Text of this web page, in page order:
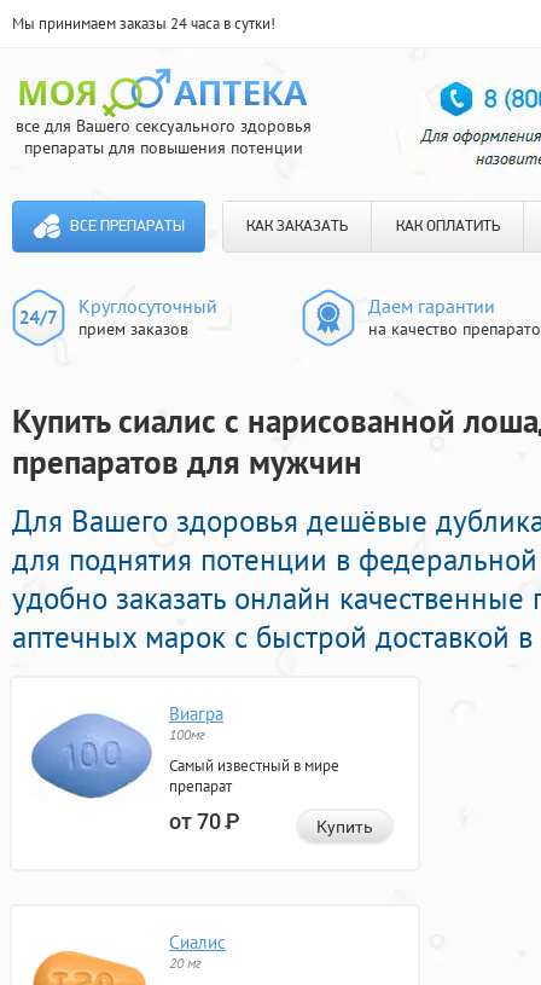
Мы принимаем заказы 24 часа в сутки!
все для Вашего сексуального здоровья
препараты для повышения потенции
ВСЕ ПРЕПАРАТЫ КАК ЗАКАЗАТЬ КАК ОПЛАТИТЬ
Круглосуточный
прием заказов
Даем гарантии
на качество
Купить сиалис с нарисованной
препаратов для мужчин
Для Вашего здоровья дешёвые
для поднятия потенции в
удобно заказать онлайн
аптечных марок с быстрой доставкой
Виагра
100мг
Самый известный в мире
препарат
от 70Р Купить
Сиалис
20 мг